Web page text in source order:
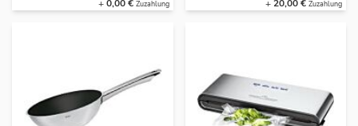
+0,00 € +20,00 €